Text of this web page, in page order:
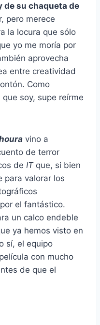
de su chaqueta de
pero merece
la locura que sólo
yo me moría por
aprovecha
entre creatividad
Como
soy, supe reírme
vino a
de terror
de ITque, si bien
para valorar los
el fantástico.
un calco endeble
ya hemos visto en
sí, el equipo
con mucho
de que el